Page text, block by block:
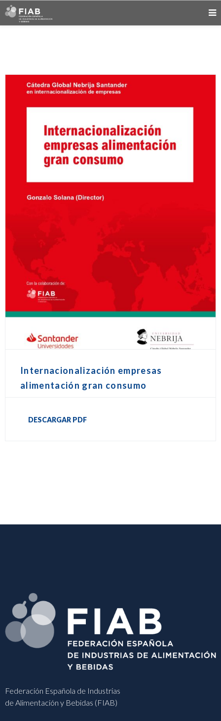
Internacionalización empresas
alimentación gran consumo
DESCARGAR PDF
Federación Española de Industrias
de Alimentación y Bebidas (FIAB)